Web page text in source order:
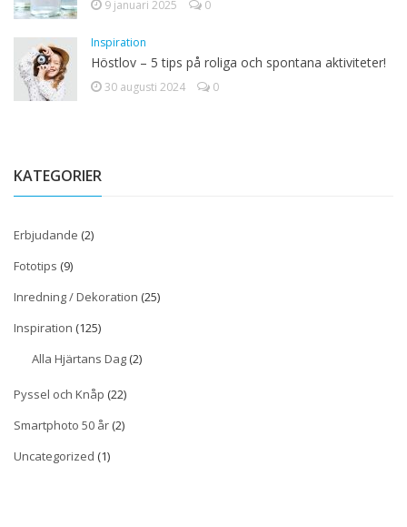
9 januari 2025 0
Inspiration
Höstlov – 5 tips på roliga och spontana aktiviteter!
30 augusti 2024 0
KATEGORIER
Erbjudande (2)
Fototips (9)
Inredning / Dekoration (25)
Inspiration (125)
Alla Hjärtans Dag(2)
Pyssel och Knåp (22)
Smartphoto 50 år(2)
Uncategorized (1)